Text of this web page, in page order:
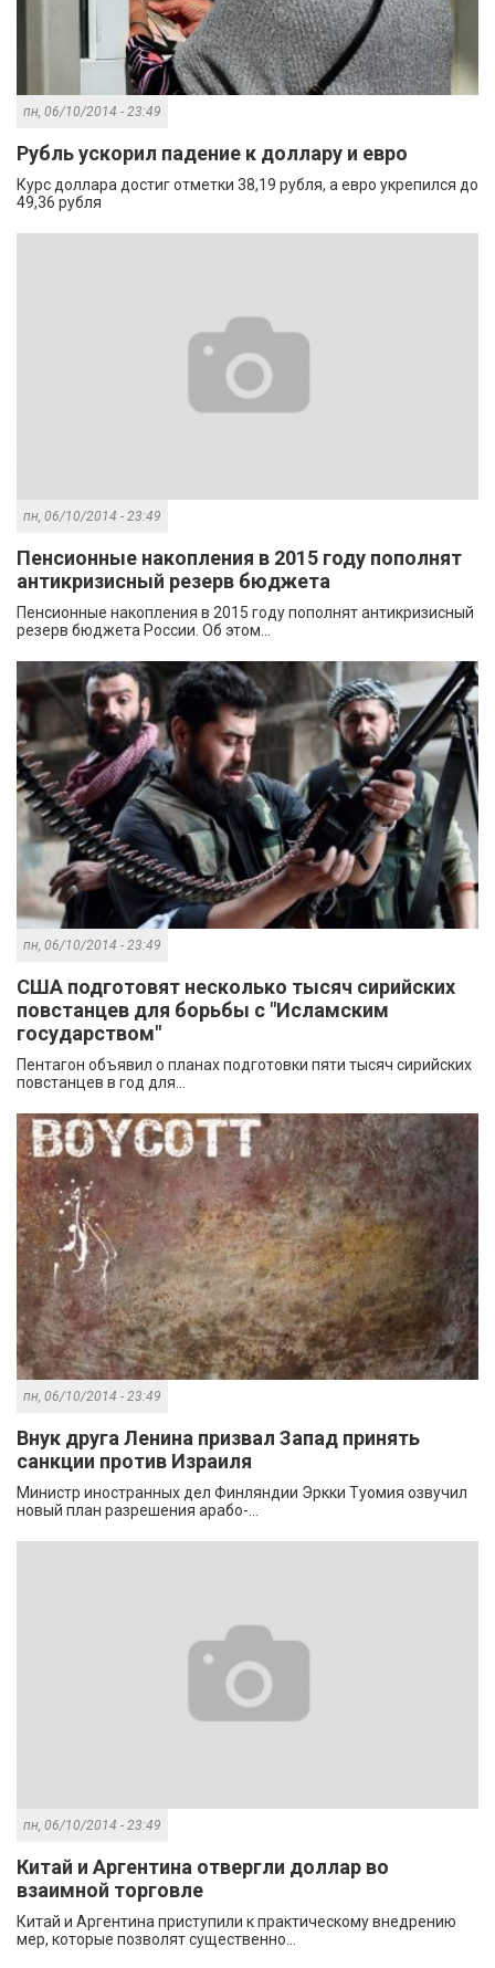
пн, 06/10/2014 - 23:49
Рубль ускорил падение к доллару и евро
Курс доллара достиг отметки 38,19 рубля, а евро укрепился до
49,36 рубля
пн, 06/10/2014 - 23:49
Пенсионные накопления в 2015 году пополнят
антикризисный резерв бюджета
Пенсионные накопления в 2015 году пополнят антикризисный
резерв бюджета России. Об этом...
пн, 06/10/2014 - 23:49
США подготовят несколько тысяч сирийских
повстанцев для борьбы с "Исламским
государством"
Пентагон объявил о планах подготовки пяти тысяч сирийских
повстанцев в год для...
пн, 06/10/2014 - 23:49
Внук друга Ленина призвал Запад принять
санкции против Израиля
Министр иностранных дел Финляндии Эркки Туомия озвучил
новый план разрешения арабо-...
пн, 06/10/2014 - 23:49
Китай и Аргентина отвергли доллар во
взаимной торговле
Китай и Аргентина приступили к практическому внедрению
мер, которые позволят существенно...